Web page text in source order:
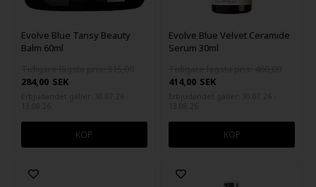
Evolve Blue Tansy Beauty
Balm 60ml
284,00 SEK
Evolve Blue Velvet Ceramide
Serum 30ml
414,00 SEK